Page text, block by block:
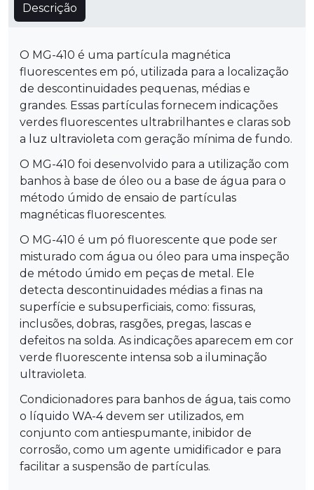
Descrição
O MG-410 é uma partícula magnética
fluorescentes em pó, utilizada para a localização
de descontinuidades pequenas, médias e
grandes. Essas partículas fornecem indicações
verdes fluorescentes ultrabrilhantes e claras sob
a luz ultravioleta com geração mínima de fundo.
O MG-410 foi desenvolvido para a utilização com
banhos à base de óleo ou a base de água para o
método úmido de ensaio de partículas
magnéticas fluorescentes.
O MG-410 é um pó fluorescente que pode ser
misturado com água ou óleo para uma inspeção
de método úmido em peças de metal. Ele
detecta descontinuidades médias a finas na
superfície e subsuperficiais, como: fissuras,
inclusões, dobras, rasgões, pregas, lascas e
defeitos na solda. As indicações aparecem em cor
verde fluorescente intensa sob a iluminação
ultravioleta.
Condicionadores para banhos de água, tais como
o líquido WA-4devem ser utilizados, em
conjunto com antiespumante, inibidor de
corrosão, como um agente umidificador e para
facilitar a suspensão de partículas.